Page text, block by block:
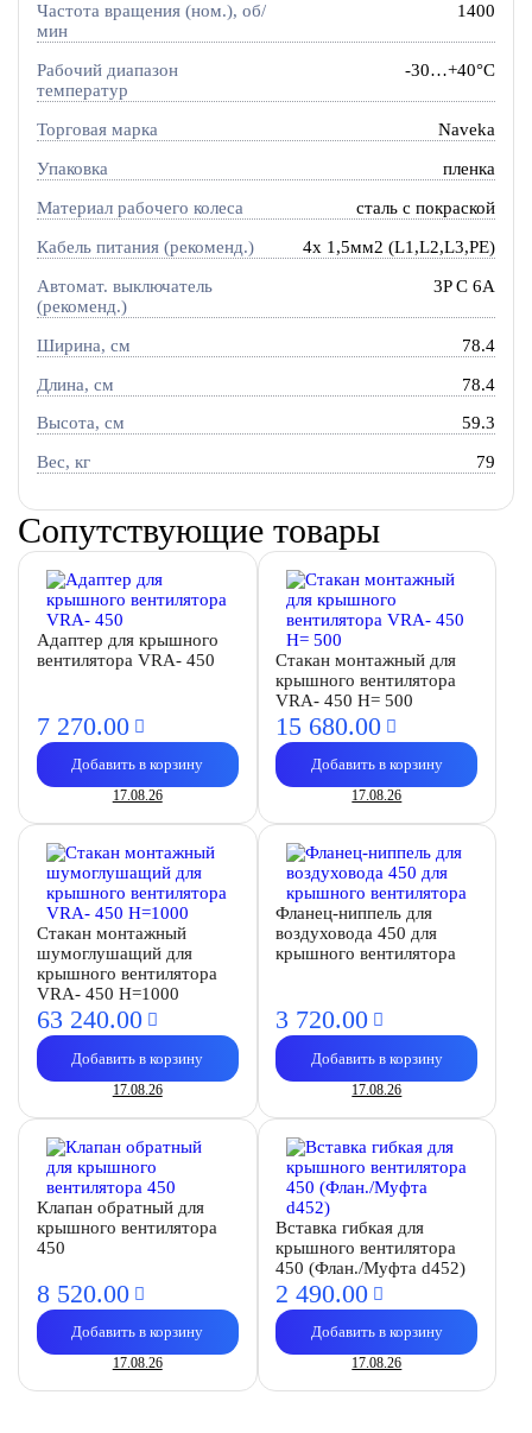
Частота вращения (ном.), об/
мин
1400
Рабочий диапазон
температур
-30…+40°C
Торговая марка Naveka
Упаковка пленка
Материал рабочего колеса сталь с покраской
Кабель питания (рекоменд.) 4х 1,5мм2 (L1,L2,L3,PE)
Автомат. выключатель
(рекоменд.)
3P C 6A
Ширина, см 78.4
Длина, см 78.4
Высота, см 59.3
Вес, кг 79
Сопутствующие товары
Адаптер для крышного
вентилятора VRA- 450
7 270.00
Добавить в корзину
17.08.26
Стакан монтажный для
крышного вентилятора
VRA- 450 H= 500
15 680.00
Добавить в корзину
17.08.26
Стакан монтажный
шумоглушащий для
крышного вентилятора
VRA- 450 H=1000
63 240.00
Добавить в корзину
17.08.26
Фланец-ниппель для
воздуховода 450 для
крышного вентилятора
3 720.00
Добавить в корзину
17.08.26
Клапан обратный для
крышного вентилятора
450
8 520.00
Добавить в корзину
17.08.26
Вставка гибкая для
крышного вентилятора
450 (Флан./Муфта d452)
2 490.00
Добавить в корзину
17.08.26